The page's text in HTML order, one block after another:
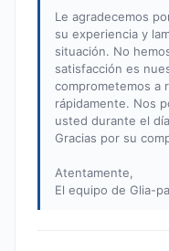
Le agradecemos
su experiencia y
situación. No
satisfacción es
comprometemos a
rápidamente. Nos
usted durante el
Gracias por su
Atentamente,
El equipo de Glia-